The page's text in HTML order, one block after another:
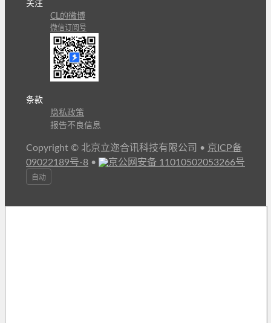
关注
CL的微博
微信订阅号
条款
隐私政策
报告不良信息
Copyright © 北京立迩合讯科技有限公司 • 京ICP备
09022189号-8 • 京公网安备 11010502053266号
自动